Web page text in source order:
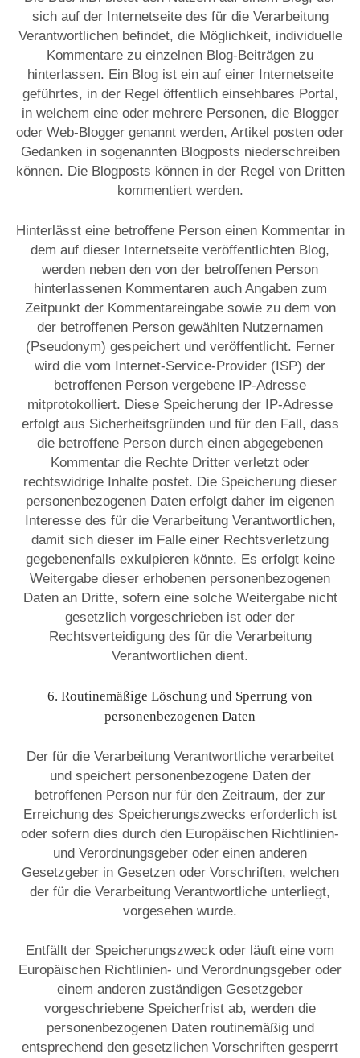
sich auf der Internetseite des für die Verarbeitung
Verantwortlichen befindet, die Möglichkeit, individuelle
Kommentare zu einzelnen Blog-Beiträgen zu
hinterlassen. Ein Blog ist ein auf einer Internetseite
geführtes, in der Regel öffentlich einsehbares Portal,
in welchem eine oder mehrere Personen, die Blogger
oder Web-Blogger genannt werden, Artikel posten oder
Gedanken in sogenannten Blogposts niederschreiben
können. Die Blogposts können in der Regel von Dritten
kommentiert werden.
Hinterlässt eine betroffene Person einen Kommentar in
dem auf dieser Internetseite veröffentlichten Blog,
werden neben den von der betroffenen Person
hinterlassenen Kommentaren auch Angaben zum
Zeitpunkt der Kommentareingabe sowie zu dem von
der betroffenen Person gewählten Nutzernamen
(Pseudonym) gespeichert und veröffentlicht. Ferner
wird die vom Internet-Service-Provider (ISP) der
betroffenen Person vergebene IP-Adresse
mitprotokolliert. Diese Speicherung der IP-Adresse
erfolgt aus Sicherheitsgründen und für den Fall, dass
die betroffene Person durch einen abgegebenen
Kommentar die Rechte Dritter verletzt oder
rechtswidrige Inhalte postet. Die Speicherung dieser
personenbezogenen Daten erfolgt daher im eigenen
Interesse des für die Verarbeitung Verantwortlichen,
damit sich dieser im Falle einer Rechtsverletzung
gegebenenfalls exkulpieren könnte. Es erfolgt keine
Weitergabe dieser erhobenen personenbezogenen
Daten an Dritte, sofern eine solche Weitergabe nicht
gesetzlich vorgeschrieben ist oder der
Rechtsverteidigung des für die Verarbeitung
Verantwortlichen dient.
6. Routinemäßige Löschung und Sperrung von
personenbezogenen Daten
Der für die Verarbeitung Verantwortliche verarbeitet
und speichert personenbezogene Daten der
betroffenen Person nur für den Zeitraum, der zur
Erreichung des Speicherungszwecks erforderlich ist
oder sofern dies durch den Europäischen Richtlinien-
und Verordnungsgeber oder einen anderen
Gesetzgeber in Gesetzen oder Vorschriften, welchen
der für die Verarbeitung Verantwortliche unterliegt,
vorgesehen wurde.
Entfällt der Speicherungszweck oder läuft eine vom
Europäischen Richtlinien- und Verordnungsgeber oder
einem anderen zuständigen Gesetzgeber
vorgeschriebene Speicherfrist ab, werden die
personenbezogenen Daten routinemäßig und
entsprechend den gesetzlichen Vorschriften gesperrt